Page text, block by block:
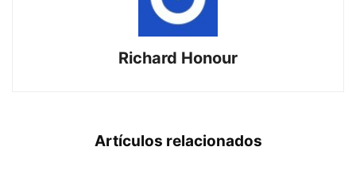
Richard Honour
Artículos relacionados